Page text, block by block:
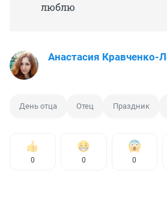
люблю
Анастасия Кравченко-
День отца Отец Праздник
0 0 0